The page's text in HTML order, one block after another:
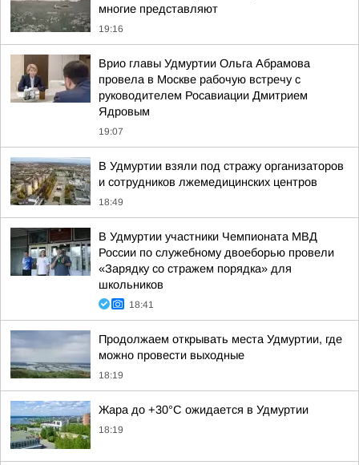
многие представляют
19:16
Врио главы Удмуртии Ольга Абрамова
провела в Москве рабочую встречу с
руководителем Росавиации Дмитрием
Ядровым
19:07
В Удмуртии взяли под стражу организаторов
и сотрудников лжемедицинских центров
18:49
В Удмуртии участники Чемпионата МВД
России по служебному двоеборью провели
«Зарядку со стражем порядка» для
школьников
18:41
Продолжаем открывать места Удмуртии, где
можно провести выходные
18:19
Жара до +30°С ожидается в Удмуртии
18:19